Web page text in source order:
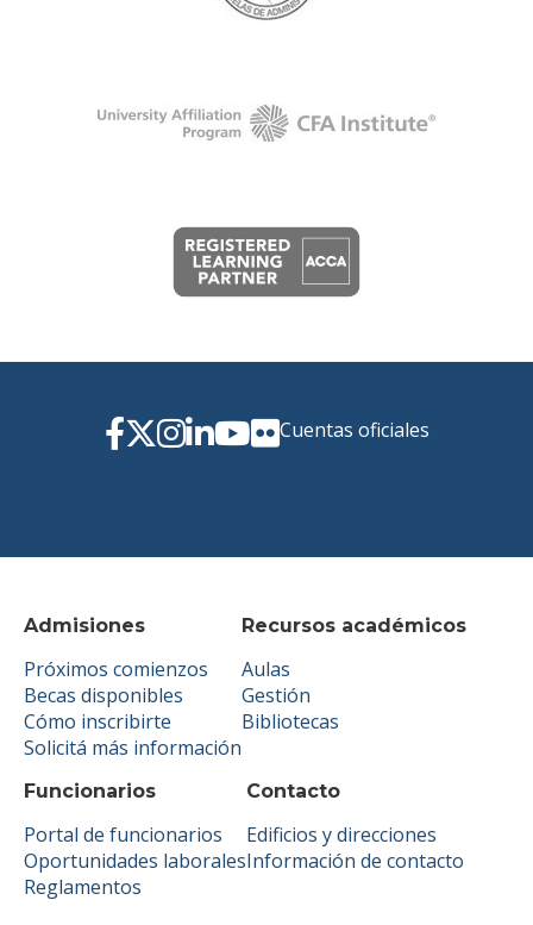
Admisiones
Próximos comienzos
Becas disponibles
Cómo inscribirte
Solicitá más información
Recursos académicos
Aulas
Gestión
Bibliotecas
Funcionarios
Portal de funcionarios
Oportunidades laborales
Reglamentos
Contacto
Edificios y direcciones
Información de contacto
Cuentas oficiales